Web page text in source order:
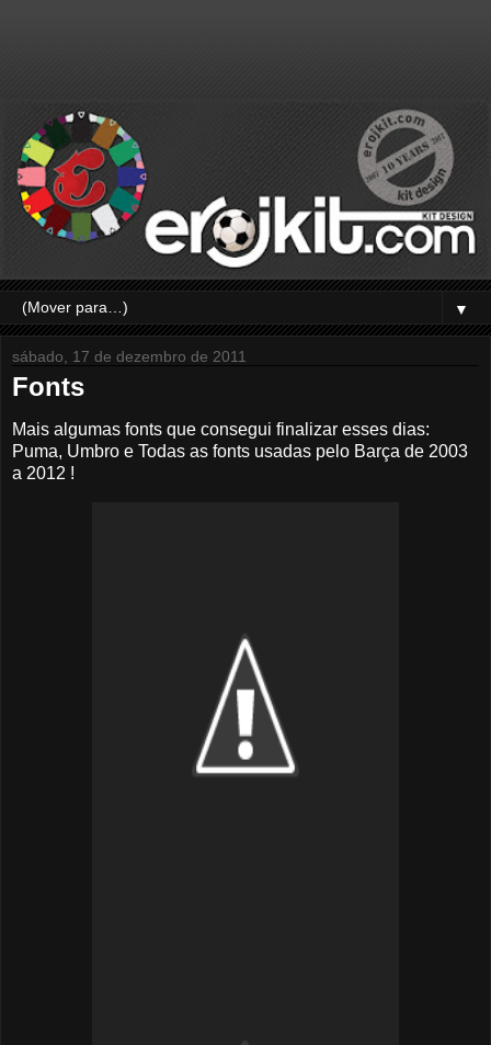
▼
sábado, 17 de dezembro de 2011
Fonts
Mais algumas fonts que consegui finalizar esses dias:
Puma, Umbro e Todas as fonts usadas pelo Barça de 2003
a 2012 !